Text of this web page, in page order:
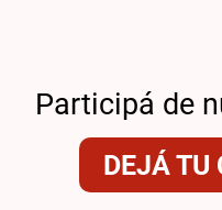
Participá de
DEJÁ TU